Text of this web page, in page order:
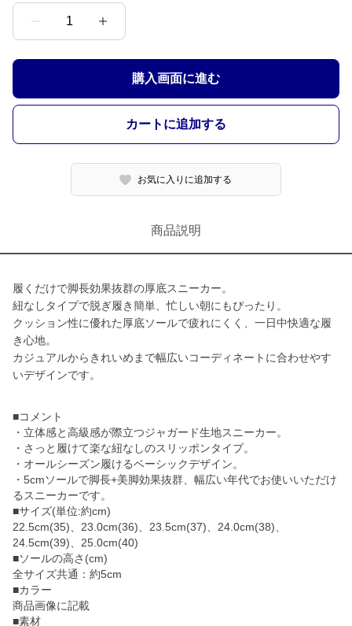
1
購入画面に進む
カートに追加する
お気に入りに追加する
商品説明
履くだけで脚長効果抜群の厚底スニーカー。
紐なしタイプで脱ぎ履き簡単、忙しい朝にもぴったり。
クッション性に優れた厚底ソールで疲れにくく、一日中快適な履
き心地。
カジュアルからきれいめまで幅広いコーディネートに合わせやす
いデザインです。
■コメント
・立体感と高級感が際立つジャガード生地スニーカー。
・さっと履けて楽な紐なしのスリッポンタイプ。
・オールシーズン履けるベーシックデザイン。
・5cmソールで脚長+美脚効果抜群、幅広い年代でお使いいただけ
るスニーカーです。
■サイズ(単位:約cm)
22.5cm(35)、23.0cm(36)、23.5cm(37)、24.0cm(38)、
24.5cm(39)、25.0cm(40)
■ソールの高さ(cm)
全サイズ共通：約5cm
■カラー
商品画像に記載
■素材